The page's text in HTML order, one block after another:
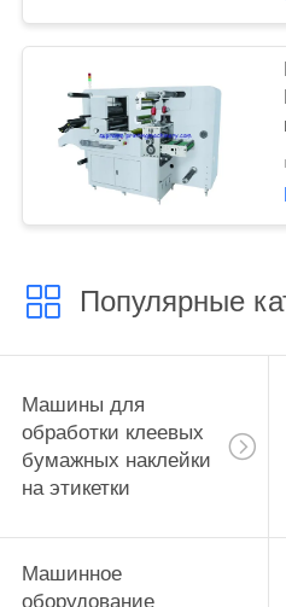
Популярные
Машины для
обработки клеевых
бумажных наклейки
на этикетки
Машинное
оборудование